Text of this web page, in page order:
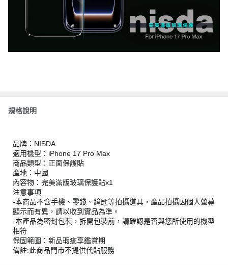
規格說明
品牌：NISDA
適用機型：iPhone 17 Pro Max
商品類型：正面保護貼
產地：中國
內容物：完美滿版玻璃保護貼x1
注意事項
-本商品不含手機、零錢、鑰匙等拍攝道具，產品拍攝因個人螢幕
顯示而有異，請以收到實品為準。
-本產品為密封包裝，拆開包裝前，請確認是否與您所使用的機型
相符
保固範圍：新品瑕疵享鑑賞期
備註:此商品門市不提供代貼服務